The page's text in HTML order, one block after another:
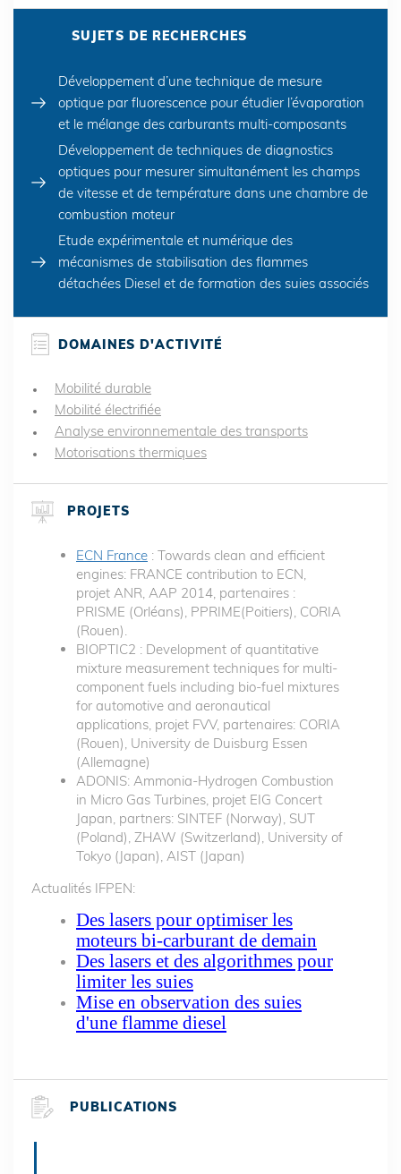
SUJETS DE RECHERCHES
Développement d’une technique de mesure
optique par fluorescence pour étudier l’évaporation
et le mélange des carburants multi-composants
Développement de techniques de diagnostics
optiques pour mesurer simultanément les champs
de vitesse et de température dans une chambre de
combustion moteur
Etude expérimentale et numérique des
mécanismes de stabilisation des flammes
détachées Diesel et de formation des suies associés
DOMAINES D'ACTIVITÉ
Mobilité durable
Mobilité électrifiée
Analyse environnementale des transports
Motorisations thermiques
PROJETS
ECN France : Towards clean and efficient
engines: FRANCE contribution to ECN,
projet ANR, AAP 2014, partenaires :
PRISME (Orléans), PPRIME(Poitiers), CORIA
(Rouen).
BIOPTIC2 : Development of quantitative
mixture measurement techniques for multi-
component fuels including bio-fuel mixtures
for automotive and aeronautical
applications, projet FVV, partenaires: CORIA
(Rouen), University de Duisburg Essen
(Allemagne)
ADONIS: Ammonia-Hydrogen Combustion
in Micro Gas Turbines, projet EIG Concert
Japan, partners: SINTEF (Norway), SUT
(Poland), ZHAW (Switzerland), University of
Tokyo (Japan), AIST (Japan)
Actualités IFPEN:
Des lasers pour optimiser les
moteurs bi-carburant de demain
Des lasers et des algorithmes pour
limiter les suies
Mise en observation des suies
d'une flamme diesel
PUBLICATIONS